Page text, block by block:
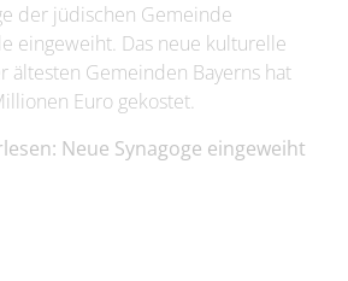
der jüdischen Gemeinde
eingeweiht. Das neue kulturelle
ältesten Gemeinden Bayerns hat
Euro gekostet.
Neue Synagoge eingeweiht